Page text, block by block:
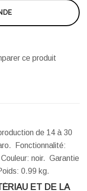
ce produit
de 14 à 30
Fonctionnalité:
noir. Garantie
0.99 kg.
ET DE LA